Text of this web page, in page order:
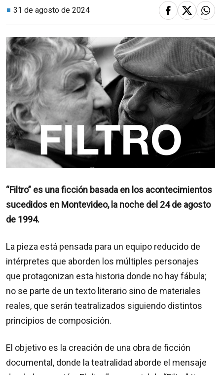
31 de agosto de 2024
“Filtro” es una ficción basada en los acontecimientos
sucedidos en Montevideo, la noche del 24 de agosto
de 1994.
La pieza está pensada para un equipo reducido de
intérpretes que aborden los múltiples personajes
que protagonizan esta historia donde no hay fábula;
no se parte de un texto literario sino de materiales
reales, que serán teatralizados siguiendo distintos
principios de composición.
El objetivo es la creación de una obra de ficción
documental, donde la teatralidad aborde el mensaje